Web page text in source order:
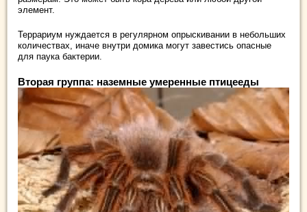
элемент.
Террариум нуждается в регулярном опрыскивании в небольших
количествах, иначе внутри домика могут завестись опасные
для паука бактерии.
Вторая группа: наземные умеренные птицееды